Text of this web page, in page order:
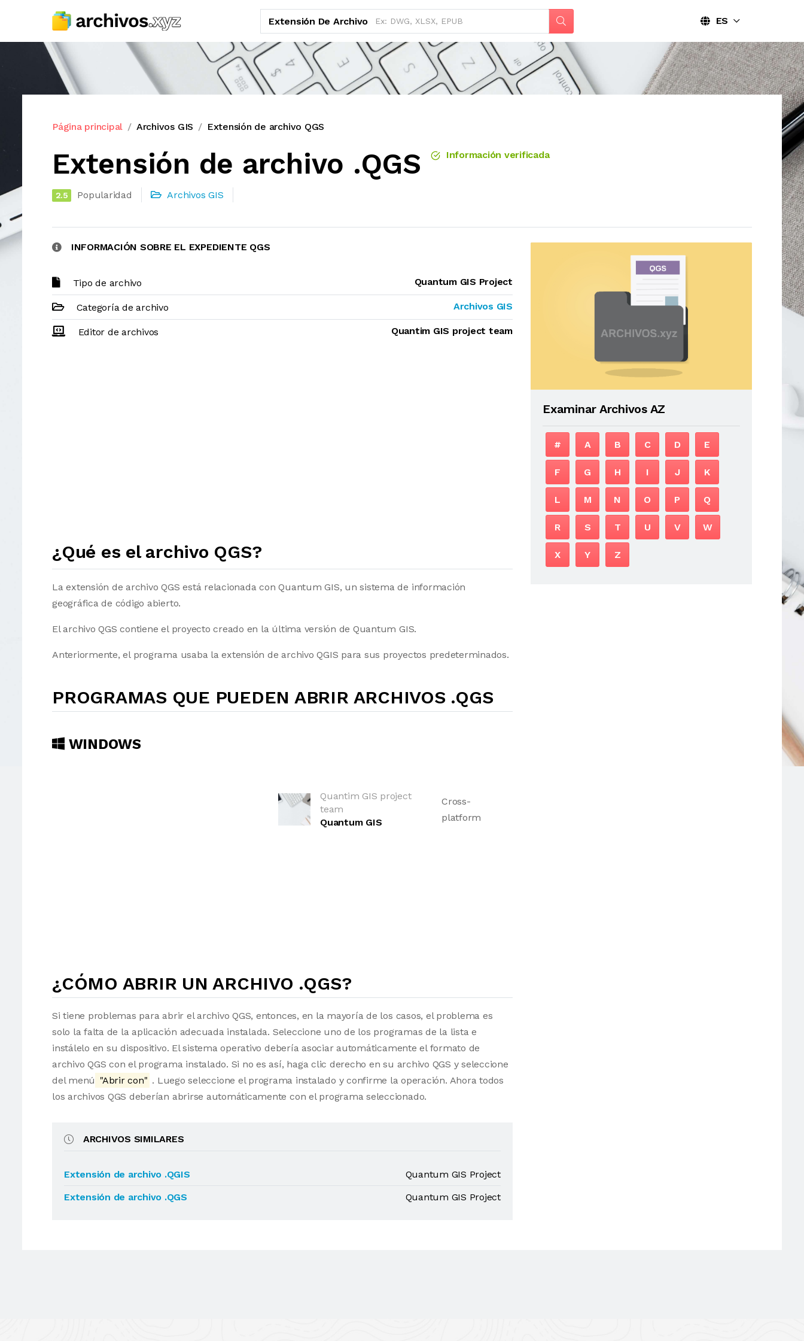
Extensión De Archivo ES
Página principal Archivos GIS Extensión de archivo QGS
Extensión de archivo .QGS Información verificada
2.5 Popularidad Archivos GIS
INFORMACIÓN SOBRE EL EXPEDIENTE QGS
Tipo de archivo Quantum GIS Project
Categoría de archivo Archivos GIS
Editor de archivos Quantim GIS project team
¿Qué es el archivo QGS?
La extensión de archivo QGS está relacionada con Quantum GIS, un sistema de información
geográfica de código abierto.
El archivo QGS contiene el proyecto creado en la última versión de Quantum GIS.
Anteriormente, el programa usaba la extensión de archivo QGIS para sus proyectos predeterminados.
PROGRAMAS QUE PUEDEN ABRIR ARCHIVOS .QGS
WINDOWS
Quantim GIS project
team
Quantum GIS
Cross-
platform
¿CÓMO ABRIR UN ARCHIVO .QGS?
Si tiene problemas para abrir el archivo QGS, entonces, en la mayoría de los casos, el problema es
solo la falta de la aplicación adecuada instalada. Seleccione uno de los programas de la lista e
instálelo en su dispositivo. El sistema operativo debería asociar automáticamente el formato de
archivo QGS con el programa instalado. Si no es así, haga clic derecho en su archivo QGS y seleccione
del menú "Abrir con" . Luego seleccione el programa instalado y confirme la operación. Ahora todos
los archivos QGS deberían abrirse automáticamente con el programa seleccionado.
ARCHIVOS SIMILARES
Extensión de archivo .QGIS
Quantum GIS Project
Extensión de archivo .QGS
Quantum GIS Project
Examinar Archivos AZ
# A B C D E
F G H I J K
L M N O P Q
R S T U V W
X Y Z